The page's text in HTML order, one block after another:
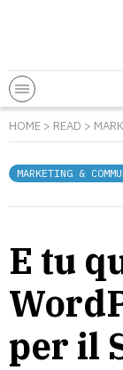
HOME > READ >
MARKETING &
E tu
per il